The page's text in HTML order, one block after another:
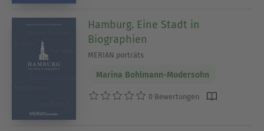
Hamburg. Eine Stadt in
Biographien
MERIAN porträts
Marina Bohlmann-Modersohn
0 Bewertungen